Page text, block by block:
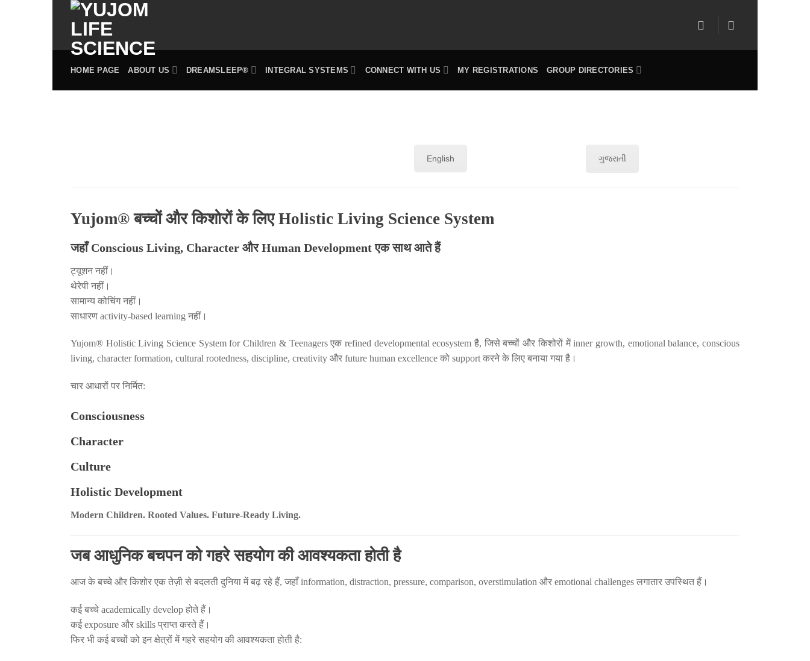
content
HOME PAGE ABOUT US DREAMSLEEP® INTEGRAL SYSTEMS CONNECT WITH US MY REGISTRATIONS GROUP DIRECTORIES
English ગુજરાતી
Yujom® बच्चों और किशोरों के लिए Holistic Living Science System
जहाँ Conscious Living, Character और Human Development एक साथ आते हैं
ट्यूशन नहीं।
थेरेपी नहीं।
सामान्य कोचिंग नहीं।
साधारण activity-based learning नहीं।
Yujom® Holistic Living Science System for Children & Teenagers एक refined developmental ecosystem है, जिसे बच्चों और किशोरों में inner growth, emotional balance, conscious
living, character formation, cultural rootedness, discipline, creativity और future human excellence को support करने के लिए बनाया गया है।
चार आधारों पर निर्मित:
Consciousness
Character
Culture
Holistic Development
Modern Children. Rooted Values. Future-Ready Living.
जब आधुनिक बचपन को गहरे सहयोग की आवश्यकता होती है
आज के बच्चे और किशोर एक तेज़ी से बदलती दुनिया में बढ़ रहे हैं, जहाँ information, distraction, pressure, comparison, overstimulation और emotional challenges लगातार उपस्थित हैं।
कई बच्चे academically develop होते हैं।
कई exposure और skills प्राप्त करते हैं।
फिर भी कई बच्चों को इन क्षेत्रों में गहरे सहयोग की आवश्यकता होती है: